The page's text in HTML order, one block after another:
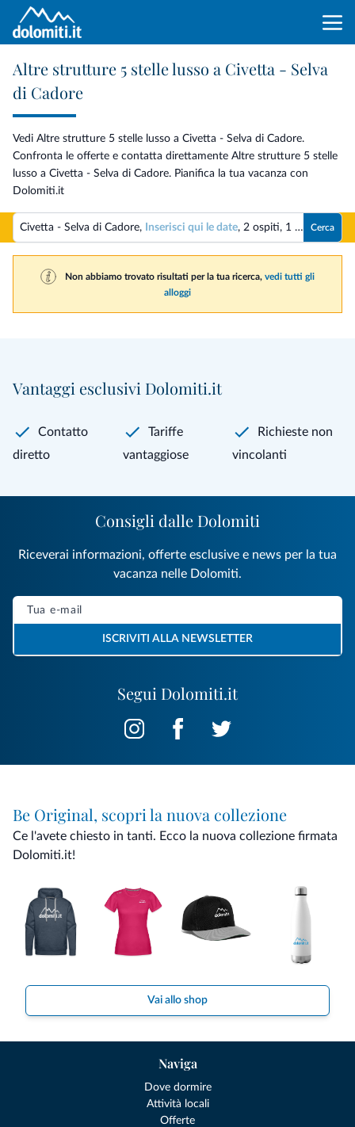
Altre strutture 5 stelle lusso a Civetta - Selva
di Cadore
Vedi Altre strutture 5 stelle lusso a Civetta - Selva di Cadore.
Confronta le offerte e contatta direttamente Altre strutture 5 stelle
lusso a Civetta - Selva di Cadore. Pianifica la tua vacanza con
Dolomiti.it
Civetta - Selva di Cadore, Inserisci qui le date, 2 ospiti, 1 camera Cerca
Non abbiamo trovato risultati per la tua ricerca, vedi tutti gli
alloggi
Vantaggi esclusivi Dolomiti.it
Contatto
diretto
Tariffe
vantaggiose
Richieste non
vincolanti
Segui Dolomiti.it
Consigli dalle Dolomiti
Riceverai informazioni, offerte esclusive e news per la tua
vacanza nelle Dolomiti.
ISCRIVITI ALLA NEWSLETTER
Be Original, scopri la nuova collezione
Ce l'avete chiesto in tanti. Ecco la nuova collezione firmata
Dolomiti.it!
Vai allo shop
Naviga
Dove dormire
Attività locali
Offerte